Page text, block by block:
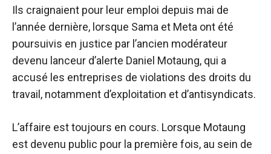
Ils craignaient pour leur emploi depuis mai de
l’année dernière, lorsque Sama et Meta ont été
poursuivis en justice par l’ancien modérateur
devenu lanceur d’alerte Daniel Motaung, qui a
accusé les entreprises de violations des droits du
travail, notamment d’exploitation et d’antisyndicats.
L’affaire est toujours en cours. Lorsque Motaung
est devenu public pour la première fois, au sein de